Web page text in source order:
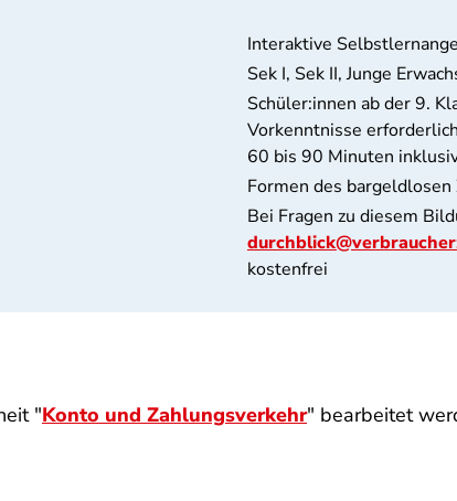
Interaktive
Sek I, Sek II, Junge
Schüler:innen ab der 9.
Vorkenntnisse erforderlich
60 bis 90 Minuten
Formen des
Bei Fragen zu diesem
kostenfrei
"Konto und Zahlungsverkehr" bearbeitet